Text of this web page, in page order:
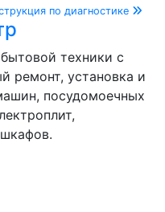
по диагностике
техники с
ремонт, установка и
посудомоечных